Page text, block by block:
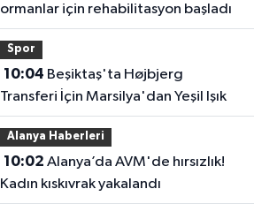
ormanlar için rehabilitasyon başladı
Spor
10:04
Transferi İçin Marsilya'dan Yeşil Işık
Alanya Haberleri
10:02
Kadın kıskıvrak yakalandı